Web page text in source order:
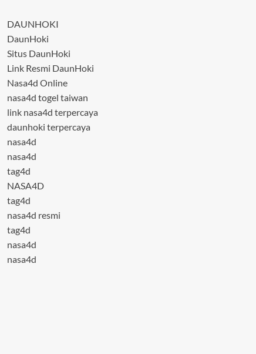
DAUNHOKI
DaunHoki
Situs DaunHoki
Link Resmi DaunHoki
Nasa4d Online
nasa4d togel taiwan
link nasa4d terpercaya
daunhoki terpercaya
nasa4d
nasa4d
tag4d
NASA4D
tag4d
nasa4d resmi
tag4d
nasa4d
nasa4d